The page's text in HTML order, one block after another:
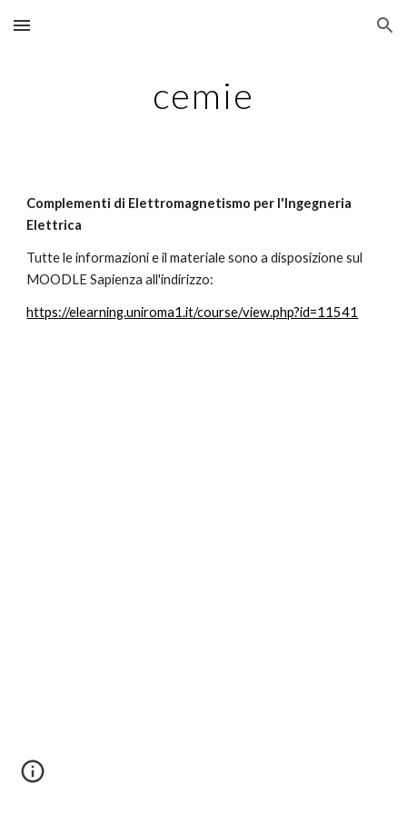
Skip to main content Skip to navigation
cemie
Complementi di Elettromagnetismo per l'Ingegneria
Elettrica
Tutte le informazioni e il materiale sono a disposizione sul
MOODLE Sapienza all'indirizzo:
https://elearning.uniroma1.it/course/view.php?id=11541